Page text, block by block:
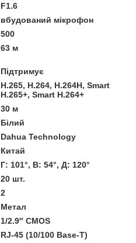
F1.6
вбудований мікрофон
500
63 м
Підтримує
H.265, H.264, H.264H, Smart
H.265+, Smart H.264+
30 м
Білий
Dahua Technology
Китай
Г: 101°, В: 54°, Д: 120°
20 шт.
2
Метал
1/2.9″ CMOS
RJ-45 (10/100 Base-T)